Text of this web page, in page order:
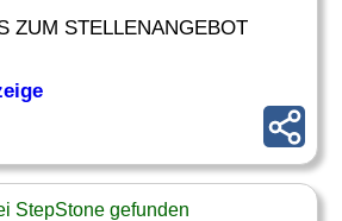
ZUM STELLENANGEBOT
StepStone gefunden